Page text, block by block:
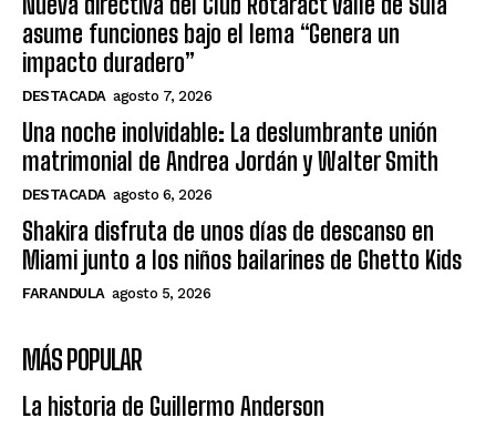
asume funciones bajo el lema “Genera un
impacto duradero”
DESTACADA agosto 7, 2026
Una noche inolvidable: La deslumbrante unión
matrimonial de Andrea Jordán y Walter Smith
DESTACADA agosto 6, 2026
Shakira disfruta de unos días de descanso en
Miami junto a los niños bailarines de Ghetto Kids
FARANDULA agosto 5, 2026
MÁS POPULAR
La historia de Guillermo Anderson